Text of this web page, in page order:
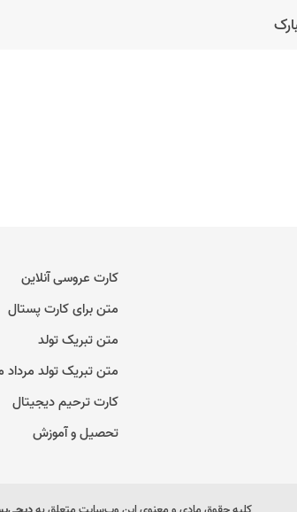
کارت عروسی آنلاین
متن برای کارت پستال
متن تبریک تولد
متن تبریک تولد
کارت ترحیم دیجیتال
تحصیل و آموزش